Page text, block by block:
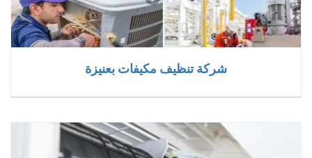
شركة تنظيف مكيفات بعنيزة